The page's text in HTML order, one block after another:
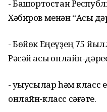
- Башҡортостан
Хәбиров менән “Асыҡ
- Бѳйѳк Еңеүҙең 75
Рәсәй асыҡ онлайн-
- уҡыусылар һәм класс
онлайн-класс сәғәте.